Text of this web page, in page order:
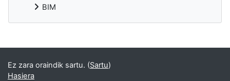
BIM
Bloke gehigarriak
Ez zara oraindik sartu. (Sartu)
Hasiera